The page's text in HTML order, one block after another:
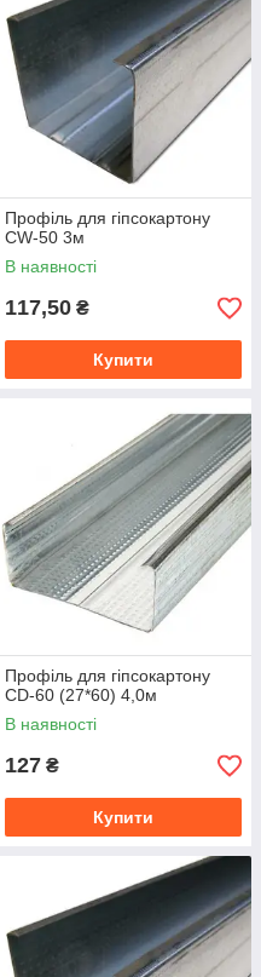
Профіль для гіпсокартону
CW-50 3м
В наявності
117,50 ₴
Купити
Профіль для гіпсокартону
СD-60 (27*60) 4,0м
В наявності
127 ₴
Купити